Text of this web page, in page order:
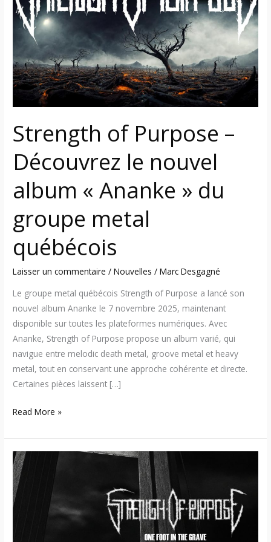
Strength of Purpose –
Découvrez le nouvel
album « Ananke » du
groupe metal
québécois
Laisser un commentaire /Nouvelles /Marc Desgagné
Le groupe metal québécois Strength of Purpose a lancé son
nouvel album Ananke le 7 novembre 2025, maintenant
disponible sur toutes les plateformes numériques. Avec
Ananke, Strength of Purpose propose un album varié, qui
navigue entre melodic death metal, groove metal et heavy
metal, tout en conservant une approche cohérente et directe.
Certaines pièces laissent […]
–
Découvrez
nouvel
album
« Ananke »
groupe
metal
québécois
Read More »
Strength
of
Purpose
dévoile